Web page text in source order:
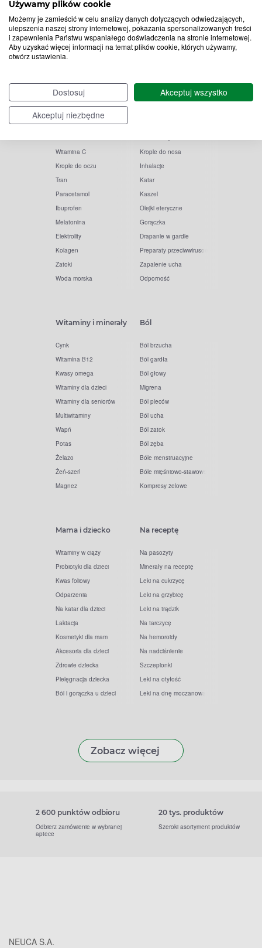
Używamy plików cookie
Możemy je zamieścić w celu analizy danych dotyczących odwiedzających,
ulepszenia naszej strony internetowej, pokazania spersonalizowanych treści
i zapewnienia Państwu wspaniałego doświadczenia na stronie internetowej.
Aby uzyskać więcej informacji na temat plików cookie, których używamy,
otwórz ustawienia.
Dostosuj
Akceptuj wszystko
Akceptuj niezbędne
do
newslettera
Chcę otrzymywać newsletter Apteline* rozwiń>
Popularne zapytania
Witamina C
Krople do oczu
Tran
Paracetamol
Ibuprofen
Melatonina
Elektrolity
Kolagen
Zatoki
Woda morska
Krople do nosa
Inhalacje
Katar
Kaszel
Olejki eteryczne
Gorączka
Drapanie w gardle
Preparaty przeciwwirusowe
Zapalenie ucha
Odporność
Witaminy i minerały
Cynk
Witamina B12
Kwasy omega
Witaminy dla dzieci
Witaminy dla seniorów
Multiwitaminy
Wapń
Potas
Żelazo
Żeń-szeń
Magnez
Ból
Ból brzucha
Ból gardła
Ból głowy
Migrena
Ból pleców
Ból ucha
Ból zatok
Ból zęba
Bóle menstruacyjne
Bóle mięśniowo-stawowe
Kompresy żelowe
Mama i dziecko
Witaminy w ciąży
Probiotyki dla dzieci
Kwas foliowy
Odparzenia
Na katar dla dzieci
Laktacja
Kosmetyki dla mam
Akcesoria dla dzieci
Zdrowie dziecka
Pielęgnacja dziecka
Ból i gorączka u dzieci
Na receptę
Na pasożyty
Minerały na receptę
Leki na cukrzycę
Leki na grzybicę
Leki na trądzik
Na tarczycę
Na hemoroidy
Na nadciśnienie
Szczepionki
Leki na otyłość
Leki na dnę moczanową
Zobacz więcej
2 600 punktów odbioru
Odbierz zamówienie w wybranej
aptece
20 tys. produktów
Szeroki asortyment produktów
NEUCA S.A.